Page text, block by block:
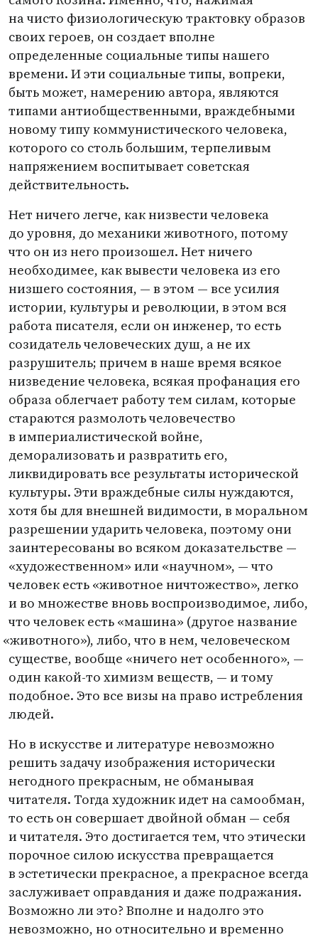
на чисто физиологическую трактовку образов
своих героев, он создает вполне
определенные социальные типы нашего
времени. И эти социальные типы, вопреки,
быть может, намерению автора, являются
типами антиобщественными, враждебными
новому типу коммунистического человека,
которого со столь большим, терпеливым
напряжением воспитывает советская
действительность.
Нет ничего легче, как низвести человека
до уровня, до механики животного, потому
что он из него произошел. Нет ничего
необходимее, как вывести человека из его
низшего состояния, — в этом — все усилия
истории, культуры и революции, в этом вся
работа писателя, если он инженер, то есть
созидатель человеческих душ, а не их
разрушитель; причем в наше время всякое
низведение человека, всякая профанация его
образа облегчает работу тем силам, которые
стараются размолоть человечество
в империалистической войне,
деморализовать и развратить его,
ликвидировать все результаты исторической
культуры. Эти враждебные силы нуждаются,
хотя бы для внешней видимости, в моральном
разрешении ударить человека, поэтому они
заинтересованы во всяком доказательстве —
«художественном» или «научном», — что
человек есть «животное ничтожество», легко
и во множестве вновь воспроизводимое, либо,
что человек есть «машина» (другое название
«животного»), либо, что в нем, человеческом
существе, вообще «ничего нет особенного», —
один какой-то химизм веществ, — и тому
подобное. Это все визы на право истребления
людей.
Но в искусстве и литературе невозможно
решить задачу изображения исторически
негодного прекрасным, не обманывая
читателя. Тогда художник идет на самообман,
то есть он совершает двойной обман — себя
и читателя. Это достигается тем, что этически
порочное силою искусства превращается
в эстетически прекрасное, а прекрасное всегда
заслуживает оправдания и даже подражания.
Возможно ли это? Вполне и надолго это
невозможно, но относительно и временно